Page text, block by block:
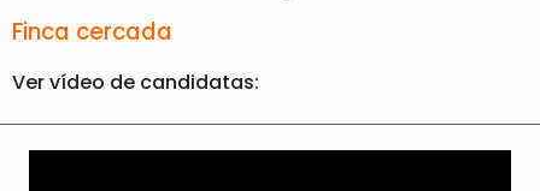
Finca cercada
Ver vídeo de candidatas: